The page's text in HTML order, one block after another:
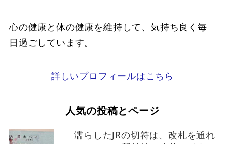
心の健康と体の健康を維持して、気持ち良く毎
日過ごしています。
詳しいプロフィールはこちら
人気の投稿とページ
濡らしたJRの切符は、改札を通れ